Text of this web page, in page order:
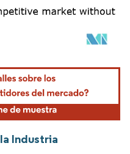
atribución según CC BY 4.0.
Industria